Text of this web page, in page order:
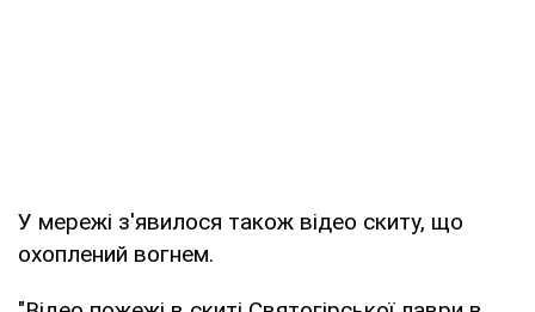
У мережі з'явилося також відео скиту, що
охоплений вогнем.